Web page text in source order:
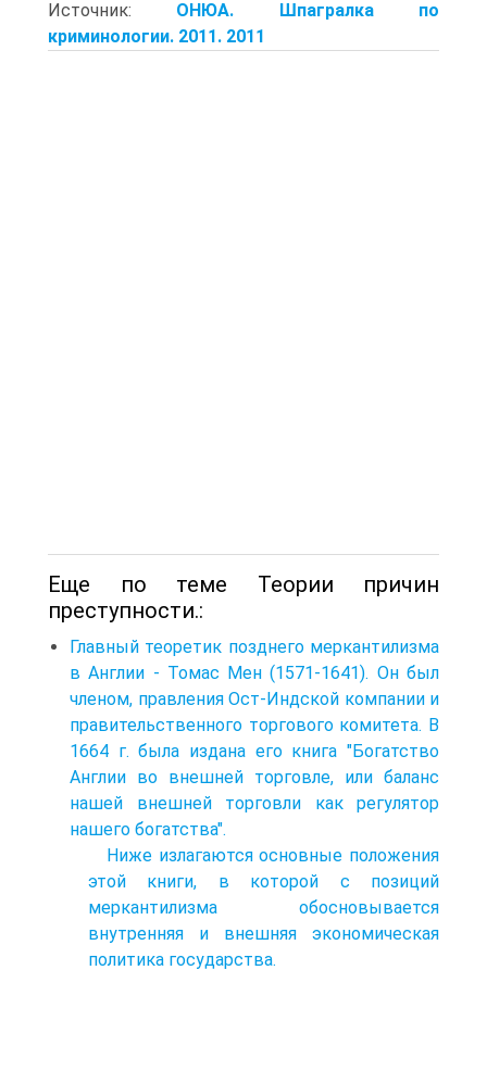
Источник: ОНЮА. Шпагралка по
криминологии. 2011. 2011
Еще по теме Теории причин
преступности.:
Главный теоретик позднего меркантилизма
в Англии - Томас Мен (1571-1641). Он был
членом, правления Ост-Индской компании и
правительственного торгового комитета. В
1664 г. была издана его книга "Богатство
Англии во внешней торговле, или баланс
нашей внешней торговли как регулятор
нашего богатства".
Ниже излагаются основные положения
этой книги, в которой с позиций
меркантилизма обосновывается
внутренняя и внешняя экономическая
политика государства.